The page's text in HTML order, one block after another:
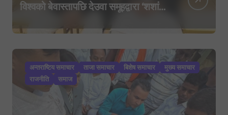
विश्वको बेवास्तापछि देउवा समूहद्वारा ‘शशांक
यात्राको घोषणा तयारी!
अन्तराष्टिय समाचार ताजा समाचार बिशेष समाचार
मुख्य समाचार
राजनीति
समाज